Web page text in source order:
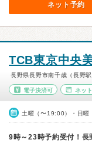
ネット予約
TCB東京中央
長野県長野市南千歳（長野駅
電子決済可 ネッ
土曜（〜19:00）・日曜
9時～23時予約受付！長